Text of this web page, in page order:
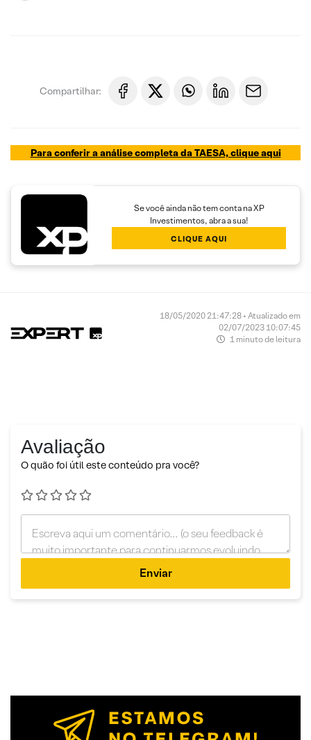
Compartilhar:
Para conferir a análise completa da TAESA, clique aqui
Se você ainda não tem conta na XP
Investimentos, abra a sua!
CLIQUE AQUI
18/05/2020 21:47:28 • Atualizado em
02/07/2023 10:07:45
1 minuto de leitura
Avaliação
O quão foi útil este conteúdo pra você?
Enviar